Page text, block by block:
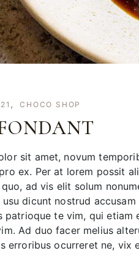
CHOCO SHOP
sit amet, novum
ex. Per at lorem possit
ad vis elit solum
dicunt nostrud
patrioque te vim, qui
Ad duo facer melius
erroribus ocurreret ne, vix